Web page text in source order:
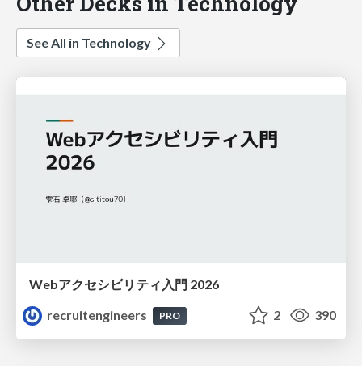
See All in Technology
Webアクセシビリティ入門 2026
recruitengineers
PRO 2 390